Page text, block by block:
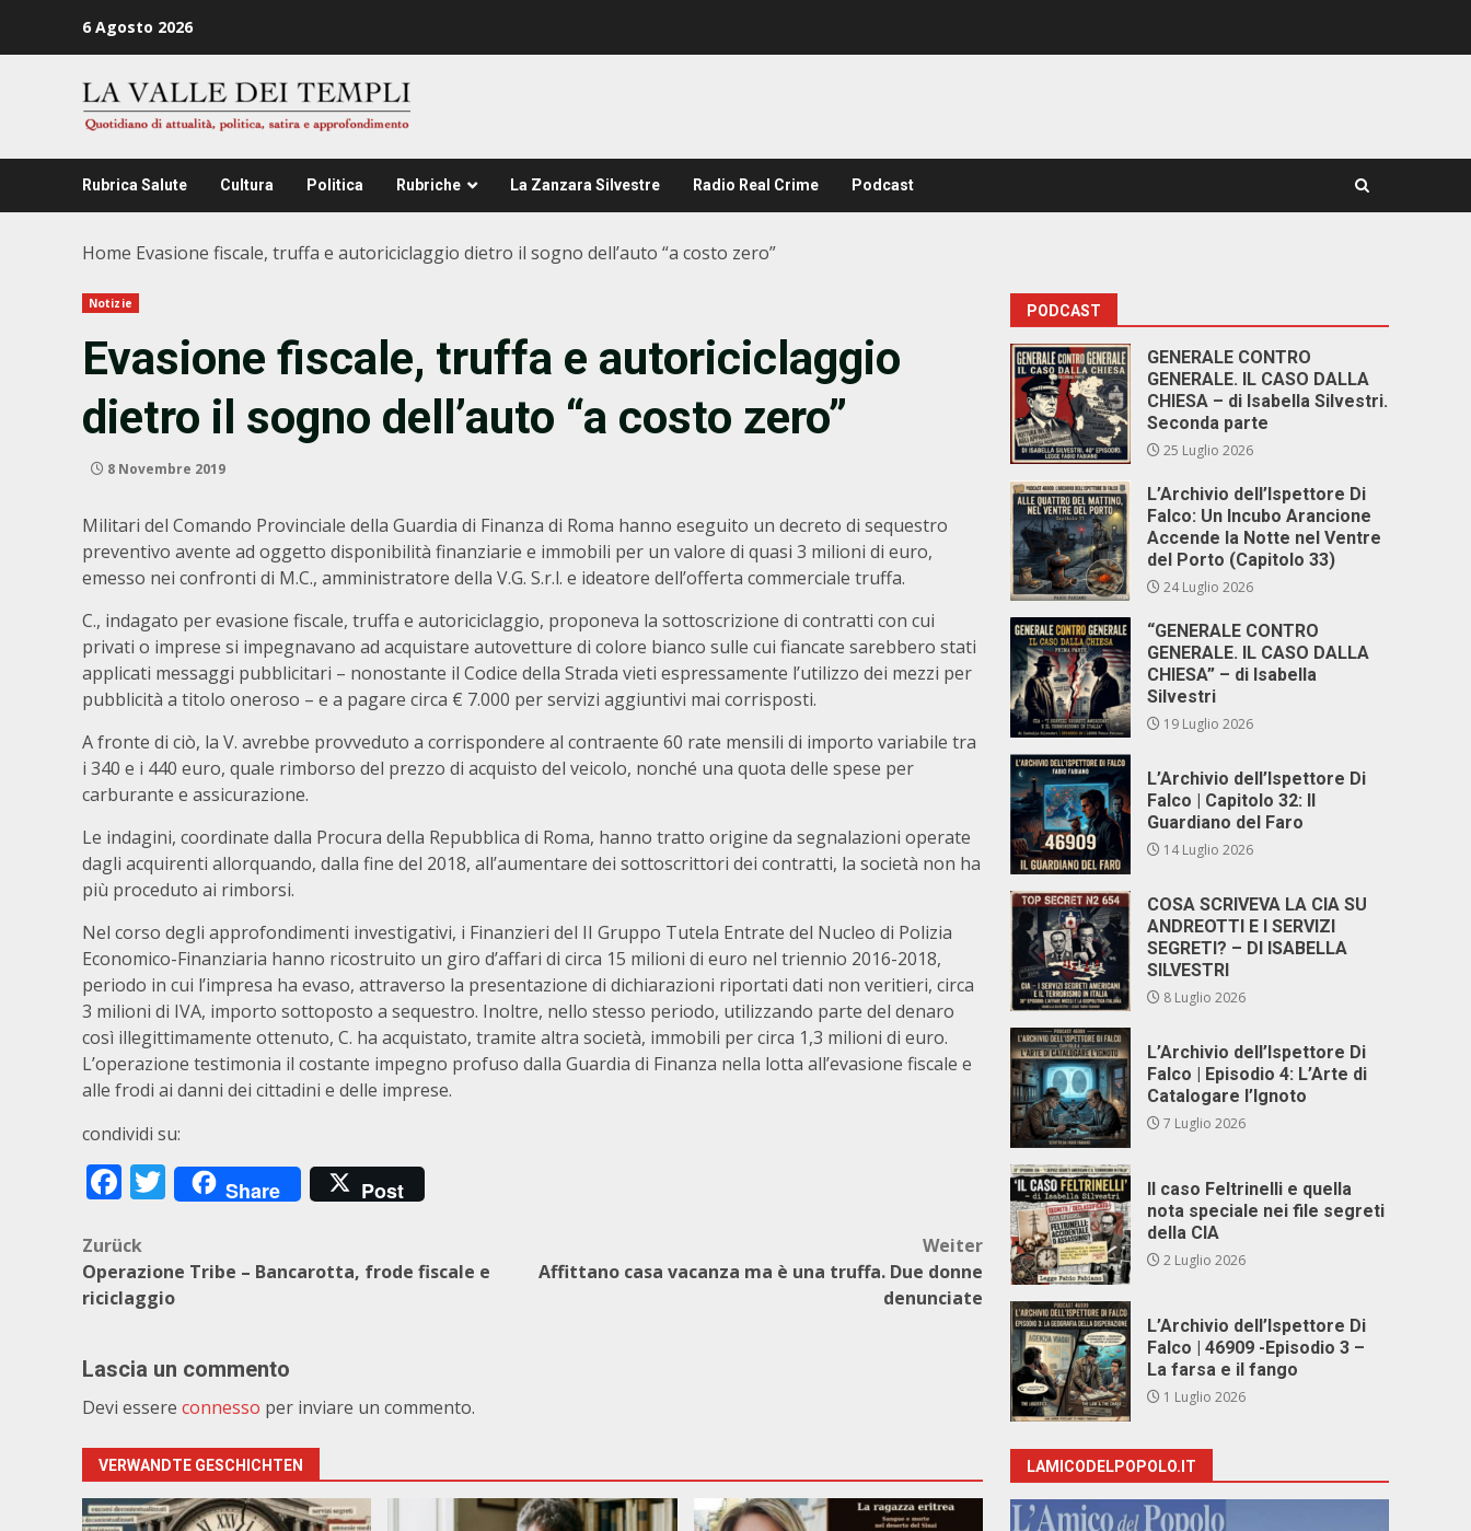
6 Agosto 2026
Rubrica Salute Cultura Politica Rubriche La Zanzara Silvestre Radio Real Crime Podcast
Home Evasione fiscale, truffa e autoriciclaggio dietro il sogno dell’auto “a costo zero”
Notizie
Evasione fiscale, truffa e autoriciclaggio
dietro il sogno dell’auto “a costo zero”
8 Novembre 2019
Militari del Comando Provinciale della Guardia di Finanza di Roma hanno eseguito un decreto di sequestro
preventivo avente ad oggetto disponibilità finanziarie e immobili per un valore di quasi 3 milioni di euro,
emesso nei confronti di M.C., amministratore della V.G. S.r.l. e ideatore dell’offerta commerciale truffa.
C., indagato per evasione fiscale, truffa e autoriciclaggio, proponeva la sottoscrizione di contratti con cui
privati o imprese si impegnavano ad acquistare autovetture di colore bianco sulle cui fiancate sarebbero stati
applicati messaggi pubblicitari – nonostante il Codice della Strada vieti espressamente l’utilizzo dei mezzi per
pubblicità a titolo oneroso – e a pagare circa € 7.000 per servizi aggiuntivi mai corrisposti.
A fronte di ciò, la V. avrebbe provveduto a corrispondere al contraente 60 rate mensili di importo variabile tra
i 340 e i 440 euro, quale rimborso del prezzo di acquisto del veicolo, nonché una quota delle spese per
carburante e assicurazione.
Le indagini, coordinate dalla Procura della Repubblica di Roma, hanno tratto origine da segnalazioni operate
dagli acquirenti allorquando, dalla fine del 2018, all’aumentare dei sottoscrittori dei contratti, la società non ha
più proceduto ai rimborsi.
Nel corso degli approfondimenti investigativi, i Finanzieri del II Gruppo Tutela Entrate del Nucleo di Polizia
Economico-Finanziaria hanno ricostruito un giro d’affari di circa 15 milioni di euro nel triennio 2016-2018,
periodo in cui l’impresa ha evaso, attraverso la presentazione di dichiarazioni riportati dati non veritieri, circa
3 milioni di IVA, importo sottoposto a sequestro. Inoltre, nello stesso periodo, utilizzando parte del denaro
così illegittimamente ottenuto, C. ha acquistato, tramite altra società, immobili per circa 1,3 milioni di euro.
L’operazione testimonia il costante impegno profuso dalla Guardia di Finanza nella lotta all’evasione fiscale e
alle frodi ai danni dei cittadini e delle imprese.
condividi su:
Facebook
Twitter
Share Post
Beitragsnavigation
Zurück
Operazione Tribe – Bancarotta, frode fiscale e
riciclaggio
Weiter
Affittano casa vacanza ma è una truffa. Due donne
denunciate
Lascia un commento
Devi essere connesso per inviare un commento.
VERWANDTE GESCHICHTEN
PODCAST
GENERALE CONTRO
GENERALE. IL CASO DALLA
CHIESA – di Isabella Silvestri.
Seconda parte
25 Luglio 2026
L’Archivio dell’Ispettore Di
Falco: Un Incubo Arancione
Accende la Notte nel Ventre
del Porto (Capitolo 33)
24 Luglio 2026
“GENERALE CONTRO
GENERALE. IL CASO DALLA
CHIESA” – di Isabella
Silvestri
19 Luglio 2026
L’Archivio dell’Ispettore Di
Falco | Capitolo 32: Il
Guardiano del Faro
14 Luglio 2026
COSA SCRIVEVA LA CIA SU
ANDREOTTI E I SERVIZI
SEGRETI? – DI ISABELLA
SILVESTRI
8 Luglio 2026
L’Archivio dell’Ispettore Di
Falco | Episodio 4: L’Arte di
Catalogare l’Ignoto
7 Luglio 2026
Il caso Feltrinelli e quella
nota speciale nei file segreti
della CIA
2 Luglio 2026
L’Archivio dell’Ispettore Di
Falco | 46909 -Episodio 3 –
La farsa e il fango
1 Luglio 2026
LAMICODELPOPOLO.IT